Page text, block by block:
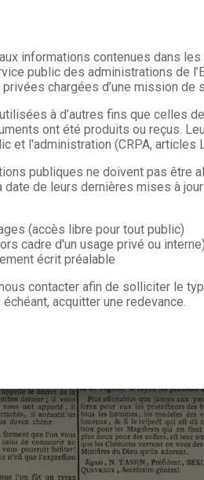
informations contenues dans
public des administrations de
chargées d’une mission de
à d’autres fins que celles
ont été produits ou reçus.
et l'administration (CRPA, articles
publiques ne doivent pas être
de leurs dernières mises à
(accès libre pour tout public)
cadre d'un usage privé ou interne)
écrit préalable
contacter afin de solliciter le
acquitter une redevance.